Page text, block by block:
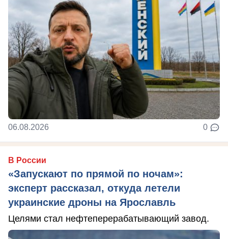
06.08.2026 0
В России
«Запускают по прямой по ночам»:
эксперт рассказал, откуда летели
украинские дроны на Ярославль
Целями стал нефтеперерабатывающий завод.